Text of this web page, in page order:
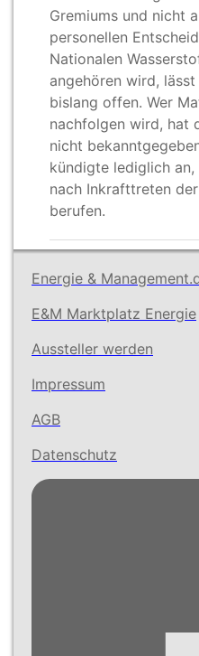
Gremiums und nicht
personellen
Nationalen
angehören wird,
bislang offen. Wer
nachfolgen wird, hat
nicht
kündigte lediglich
nach Inkrafttreten
berufen.
Energie &
E&M Marktplatz Energie
Aussteller werden
Impressum
AGB
Datenschutz